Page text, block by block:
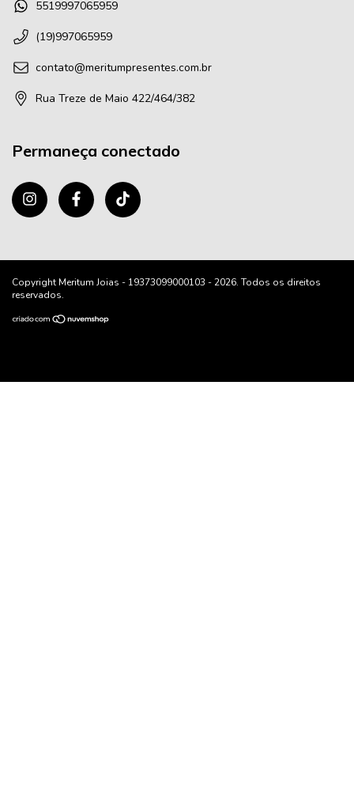
5519997065959
(19)997065959
contato@meritumpresentes.com.br
Rua Treze de Maio 422/464/382
Permaneça conectado
Copyright Meritum Joias - 19373099000103 - 2026. Todos os direitos
reservados.